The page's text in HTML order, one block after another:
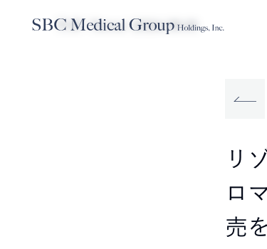
Company
Service
TOP News 2024.09.01
リ
ロ
売